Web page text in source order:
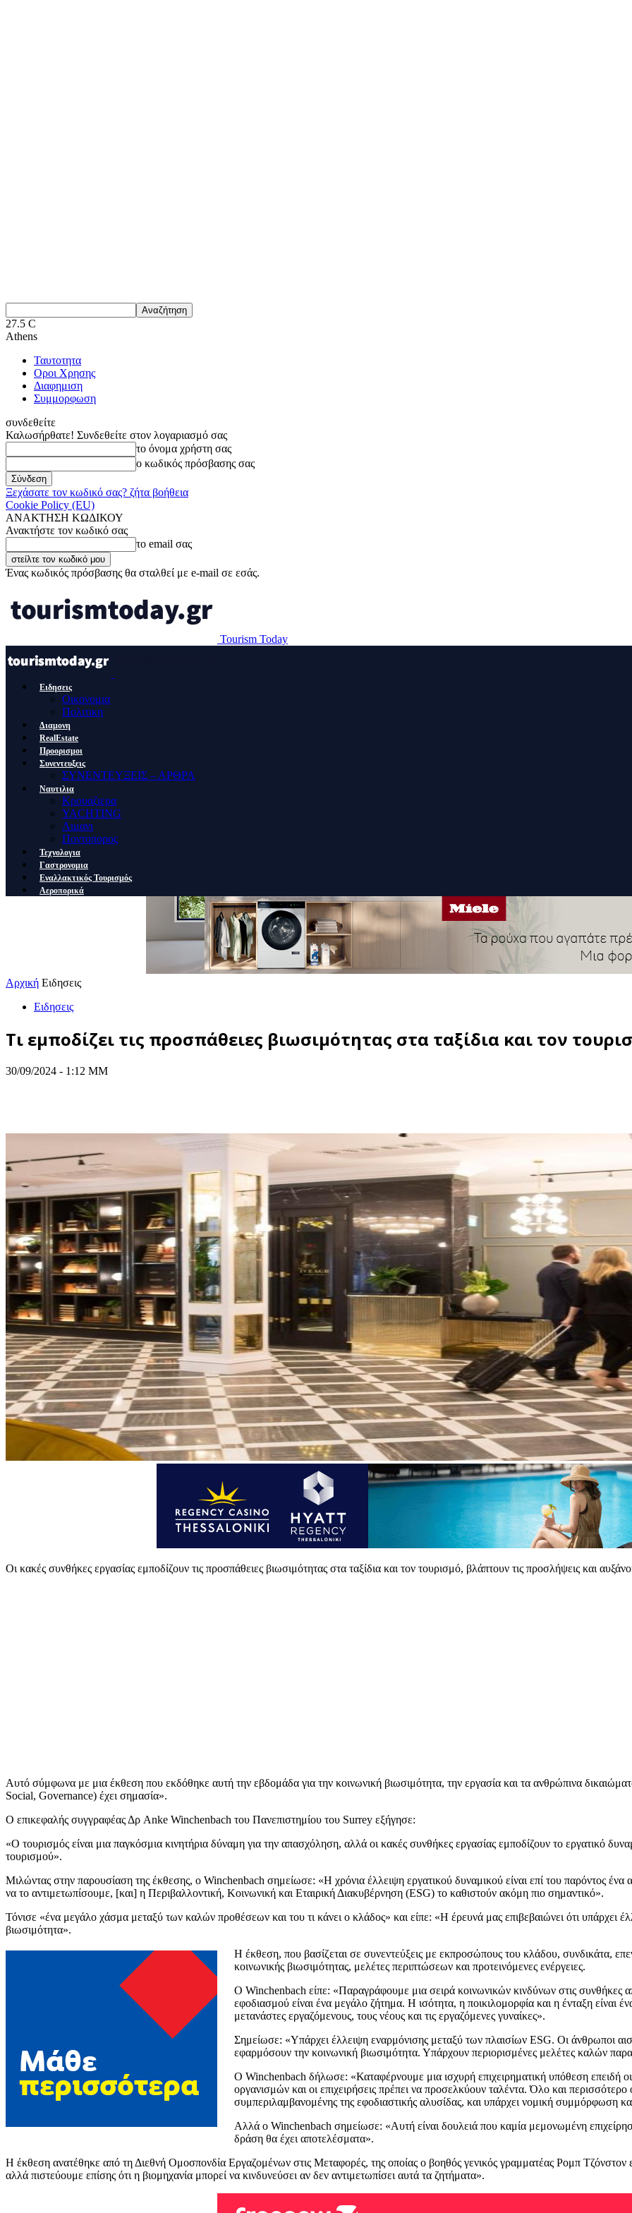
27.5 C
Athens
Ταυτοτητα
Οροι Χρησης
Διαφημιση
Συμμορφωση
συνδεθείτε
Καλωσήρθατε! Συνδεθείτε στον λογαριασμό σας
το όνομα χρήστη σας
ο κωδικός πρόσβασης σας
Ξεχάσατε τον κωδικό σας? ζήτα βοήθεια
Cookie Policy (EU)
ΑΝΑΚΤΗΣΗ ΚΩΔΙΚΟΥ
Ανακτήστε τον κωδικό σας
το email σας
Ένας κωδικός πρόσβασης θα σταλθεί με e-mail σε εσάς.
Tourism Today
Ειδησεις
Οικονομια
Πολιτικη
Διαμονη
RealEstate
Προορισμοι
Συνεντευξεις
ΣΥΝΕΝΤΕΥΞΕΙΣ – ΑΡΘΡΑ
Ναυτιλια
Κρουαζιερα
YACHTING
Λιμανι
Ποντοπορος
Τεχνολογια
Γαστρονομια
Εναλλακτικός Τουρισμός
Αεροπορικά
Αρχική Ειδησεις
Ειδησεις
Τι εμποδίζει τις προσπάθειες βιωσιμότητας στα ταξίδια και τον
30/09/2024 - 1:12 ΜΜ
Οι κακές συνθήκες εργασίας εμποδίζουν τις προσπάθειες βιωσιμότητας στα ταξίδια και τον τουρισμό, βλάπτουν τις προσλήψεις και
Αυτό σύμφωνα με μια έκθεση που εκδόθηκε αυτή την εβδομάδα για την κοινωνική βιωσιμότητα, την εργασία και τα ανθρώπινα
Social, Governance) έχει σημασία».
Ο επικεφαλής συγγραφέας Δρ Anke Winchenbach του Πανεπιστημίου του Surrey εξήγησε:
«Ο τουρισμός είναι μια παγκόσμια κινητήρια δύναμη για την απασχόληση, αλλά οι κακές συνθήκες εργασίας εμποδίζουν το εργατικό
τουρισμού».
Μιλώντας στην παρουσίαση της έκθεσης, ο Winchenbach σημείωσε: «Η χρόνια έλλειψη εργατικού δυναμικού είναι επί του παρόντος
να το αντιμετωπίσουμε, [και] η Περιβαλλοντική, Κοινωνική και Εταιρική Διακυβέρνηση (ESG) το καθιστούν ακόμη πιο σημαντικό».
Τόνισε «ένα μεγάλο χάσμα μεταξύ των καλών προθέσεων και του τι κάνει ο κλάδος» και είπε: «Η έρευνά μας επιβεβαιώνει ότι υπάρχει
βιωσιμότητα».
Η έκθεση, που βασίζεται σε συνεντεύξεις με εκπροσώπους του κλάδου, συνδικάτα,
κοινωνικής βιωσιμότητας, μελέτες περιπτώσεων και προτεινόμενες ενέργειες.
Ο Winchenbach είπε: «Παραγράφουμε μια σειρά κοινωνικών κινδύνων στις
εφοδιασμού είναι ένα μεγάλο ζήτημα. Η ισότητα, η ποικιλομορφία και η ένταξη είναι
μετανάστες εργαζόμενους, τους νέους και τις εργαζόμενες γυναίκες».
Σημείωσε: «Υπάρχει έλλειψη εναρμόνισης μεταξύ των πλαισίων ESG. Οι άνθρωποι
εφαρμόσουν την κοινωνική βιωσιμότητα. Υπάρχουν περιορισμένες μελέτες καλών
Ο Winchenbach δήλωσε: «Καταφέρνουμε μια ισχυρή επιχειρηματική υπόθεση επειδή οι
οργανισμών και οι επιχειρήσεις πρέπει να προσελκύουν ταλέντα. Όλο και
συμπεριλαμβανομένης της εφοδιαστικής αλυσίδας, και υπάρχει νομική συμμόρφωση
Αλλά ο Winchenbach σημείωσε: «Αυτή είναι δουλειά που καμία μεμονωμένη
δράση θα έχει αποτελέσματα».
Η έκθεση ανατέθηκε από τη Διεθνή Ομοσπονδία Εργαζομένων στις Μεταφορές, της οποίας ο βοηθός γενικός γραμματέας Ρομπ Τζόνστον
αλλά πιστεύουμε επίσης ότι η βιομηχανία μπορεί να κινδυνεύσει αν δεν αντιμετωπίσει αυτά τα ζητήματα».